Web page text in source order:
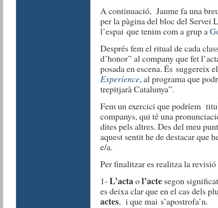
A continuació, Jaume fa una
per la pàgina del bloc del Servei
l’espai que tenim com a grup a
Després fem el ritual de cada
d’honor” al company que fet
posada en escena. És suggereix
Experience, al programa que
trepitjarà Catalunya”.
Fem un exercici que podríem
companys, qui té una
dites pels altres. Des del meu
aquest sentit he de destacar que
e/a.
Per finalitzar es realitza la revisió
1- L’actaol’actesegon
es deixa clar que en el cas dels
actes, i que mai s’apostrofa’n.